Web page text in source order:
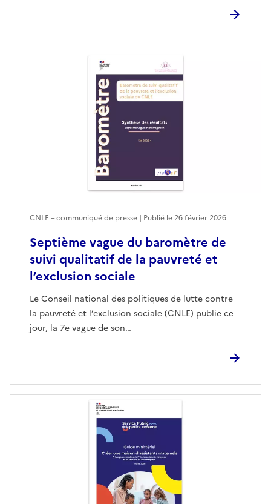
Septième vague du baromètre de
suivi qualitatif de la pauvreté et
l’exclusion sociale
Le Conseil national des politiques de lutte contre
la pauvreté et l’exclusion sociale (CNLE) publie ce
jour, la 7e vague de son…
CNLE – communiqué de presse | Publié le26 février 2026